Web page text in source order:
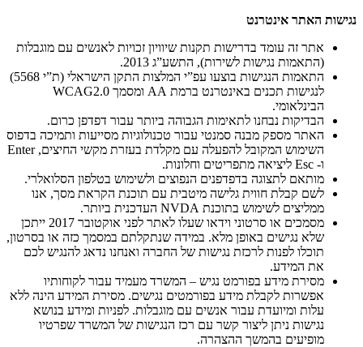
נגישות האתר אינטרנט
אתר זה עומד בדרישות תקנות שיוויון זכויות לאנשים עם מוגבלות
(התאמות נגישות לשירות), התשע”ג 2013.
התאמות הנגישות בוצעו עפ”י המלצות התקן הישראלי (ת”י 5568)
לנגישות תכנים באינטרנט ברמת AA ומסמך WCAG2.0
הבינלאומי.
הבדיקות נבחנו לתאימות הגבוהה ביותר עבור דפדפן כרום.
האתר מספק מבנה סמנטי עבור טכנולוגיות מסייעות ותמיכה בדפוס
השימוש המקובל להפעלה עם מקלדת בעזרת מקשי החיצים, Enter
ו- Esc ליציאה מתפריטים וחלונות.
מותאם לתצוגה בדפדפנים הנפוצים ולשימוש בטלפון הסלואלרי.
לשם קבלת חווית גלישה מיטבית עם תוכנת הקראת מסך, אנו
ממליצים לשימוש בתוכנת NVDA העדכנית ביותר.
מסמכים או סרטוני וידאו שעלו לאתר לפני אוקטובר 2017 ייתכן
שלא נגישים באופן מלא. במידה שנתקלתם במסמך כזה או בסרטון,
תוכלו לפנות לרכזת נגישות של החברה ואנחנו נדאג להנגיש לכם
את המידע.
מסירת מידע בפורמט נגיש – המשרד מעמיד עבור לקוחותיו
אפשרות לקבלת מידע בפורמטים נגישים. מסירת המידע הינה ללא
עלות ומיועדת עבור אנשים עם מוגבלות. לפניות ומידע בנושא
נגישות ניתן ליצור קשר עם רכז הנגישות של המשרד שפרטיו
מופיעים בהמשך ההצהרה.